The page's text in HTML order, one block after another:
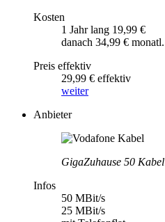
Kosten
1 Jahr lang 19,99 €
danach 34,99 € monatl.
Preis effektiv
29,99 € effektiv
weiter
Anbieter
GigaZuhause 50 Kabel
Infos
50 MBit/s
25 MBit/s